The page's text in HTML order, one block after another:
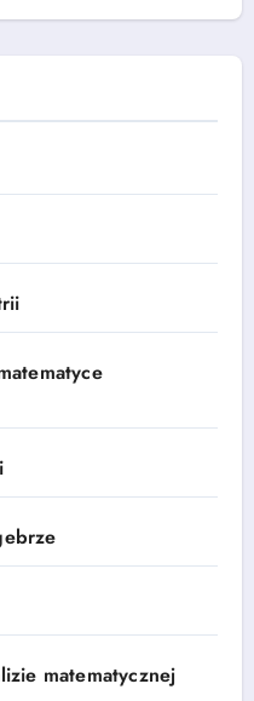
matematycznej